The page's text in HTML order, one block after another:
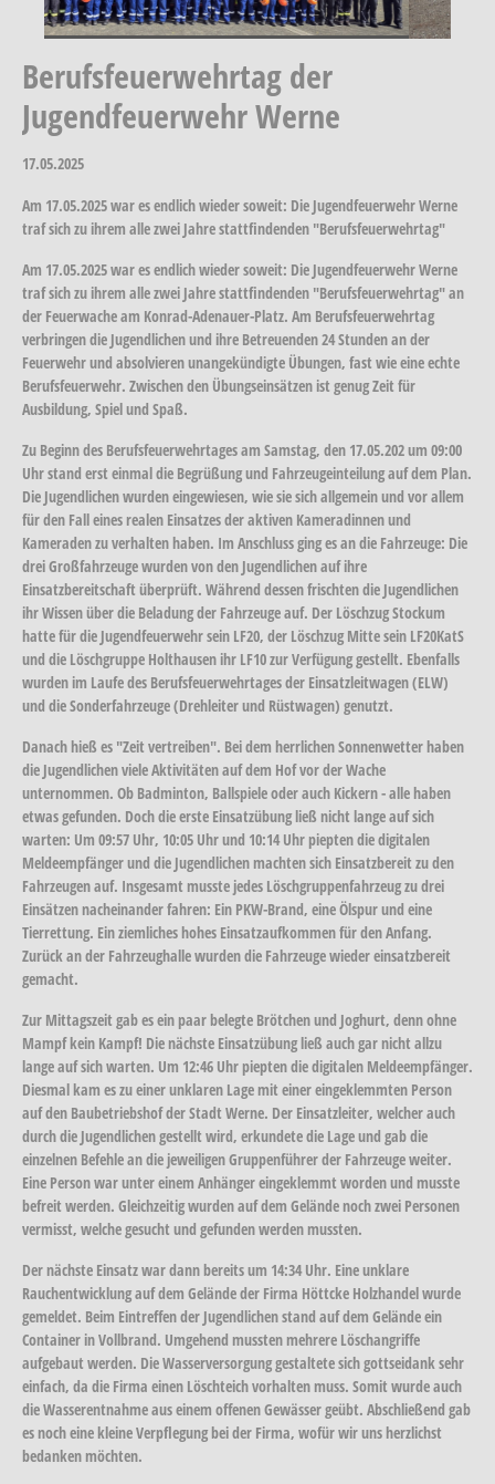
Berufsfeuerwehrtag der
Jugendfeuerwehr Werne
17.05.2025
Am 17.05.2025 war es endlich wieder soweit: Die Jugendfeuerwehr Werne
traf sich zu ihrem alle zwei Jahre stattfindenden "Berufsfeuerwehrtag"
Am 17.05.2025 war es endlich wieder soweit: Die Jugendfeuerwehr Werne
traf sich zu ihrem alle zwei Jahre stattfindenden "Berufsfeuerwehrtag" an
der Feuerwache am Konrad-Adenauer-Platz. Am Berufsfeuerwehrtag
verbringen die Jugendlichen und ihre Betreuenden 24 Stunden an der
Feuerwehr und absolvieren unangekündigte Übungen, fast wie eine echte
Berufsfeuerwehr. Zwischen den Übungseinsätzen ist genug Zeit für
Ausbildung, Spiel und Spaß.
Zu Beginn des Berufsfeuerwehrtages am Samstag, den 17.05.202 um 09:00
Uhr stand erst einmal die Begrüßung und Fahrzeugeinteilung auf dem Plan.
Die Jugendlichen wurden eingewiesen, wie sie sich allgemein und vor allem
für den Fall eines realen Einsatzes der aktiven Kameradinnen und
Kameraden zu verhalten haben. Im Anschluss ging es an die Fahrzeuge: Die
drei Großfahrzeuge wurden von den Jugendlichen auf ihre
Einsatzbereitschaft überprüft. Während dessen frischten die Jugendlichen
ihr Wissen über die Beladung der Fahrzeuge auf. Der Löschzug Stockum
hatte für die Jugendfeuerwehr sein LF20, der Löschzug Mitte sein LF20KatS
und die Löschgruppe Holthausen ihr LF10 zur Verfügung gestellt. Ebenfalls
wurden im Laufe des Berufsfeuerwehrtages der Einsatzleitwagen (ELW)
und die Sonderfahrzeuge (Drehleiter und Rüstwagen) genutzt.
Danach hieß es "Zeit vertreiben". Bei dem herrlichen Sonnenwetter haben
die Jugendlichen viele Aktivitäten auf dem Hof vor der Wache
unternommen. Ob Badminton, Ballspiele oder auch Kickern - alle haben
etwas gefunden. Doch die erste Einsatzübung ließ nicht lange auf sich
warten: Um 09:57 Uhr, 10:05 Uhr und 10:14 Uhr piepten die digitalen
Meldeempfänger und die Jugendlichen machten sich Einsatzbereit zu den
Fahrzeugen auf. Insgesamt musste jedes Löschgruppenfahrzeug zu drei
Einsätzen nacheinander fahren: Ein PKW-Brand, eine Ölspur und eine
Tierrettung. Ein ziemliches hohes Einsatzaufkommen für den Anfang.
Zurück an der Fahrzeughalle wurden die Fahrzeuge wieder einsatzbereit
gemacht.
Zur Mittagszeit gab es ein paar belegte Brötchen und Joghurt, denn ohne
Mampf kein Kampf! Die nächste Einsatzübung ließ auch gar nicht allzu
lange auf sich warten. Um 12:46 Uhr piepten die digitalen Meldeempfänger.
Diesmal kam es zu einer unklaren Lage mit einer eingeklemmten Person
auf den Baubetriebshof der Stadt Werne. Der Einsatzleiter, welcher auch
durch die Jugendlichen gestellt wird, erkundete die Lage und gab die
einzelnen Befehle an die jeweiligen Gruppenführer der Fahrzeuge weiter.
Eine Person war unter einem Anhänger eingeklemmt worden und musste
befreit werden. Gleichzeitig wurden auf dem Gelände noch zwei Personen
vermisst, welche gesucht und gefunden werden mussten.
Der nächste Einsatz war dann bereits um 14:34 Uhr. Eine unklare
Rauchentwicklung auf dem Gelände der Firma Höttcke Holzhandel wurde
gemeldet. Beim Eintreffen der Jugendlichen stand auf dem Gelände ein
Container in Vollbrand. Umgehend mussten mehrere Löschangriffe
aufgebaut werden. Die Wasserversorgung gestaltete sich gottseidank sehr
einfach, da die Firma einen Löschteich vorhalten muss. Somit wurde auch
die Wasserentnahme aus einem offenen Gewässer geübt. Abschließend gab
es noch eine kleine Verpflegung bei der Firma, wofür wir uns herzlichst
bedanken möchten.